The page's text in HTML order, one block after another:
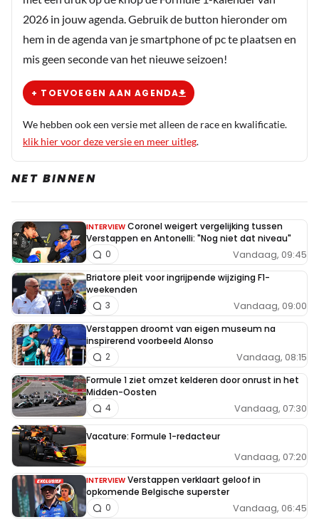
2026 in jouw agenda. Gebruik de button hieronder om
hem in de agenda van je smartphone of pc te plaatsen en
mis geen seconde van het nieuwe seizoen!
+ TOEVOEGEN AAN AGENDA
We hebben ook een versie met alleen de race en kwalificatie.
klik hier voor deze versie en meer uitleg.
NET BINNEN
INTERVIEW Coronel weigert vergelijking tussen
Verstappen en Antonelli: "Nog niet dat niveau"
Vandaag, 09:45
0
Briatore pleit voor ingrijpende wijziging F1-
weekenden
Vandaag, 09:00
3
Verstappen droomt van eigen museum na
inspirerend voorbeeld Alonso
Vandaag, 08:15
2
Formule 1 ziet omzet kelderen door onrust in het
Midden-Oosten
Vandaag, 07:30
4
Vacature: Formule 1-redacteur
Vandaag, 07:20
INTERVIEW Verstappen verklaart geloof in
opkomende Belgische superster
Vandaag, 06:45
0